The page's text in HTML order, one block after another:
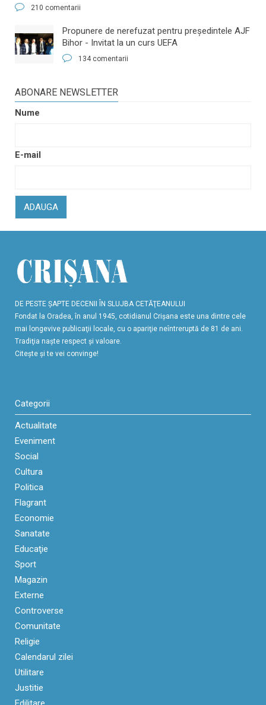
210 comentarii
​Propunere de nerefuzat pentru preşedintele AJF
Bihor - Invitat la un curs UEFA
134 comentarii
ABONARE NEWSLETTER
Nume
E-mail
ADAUGA
DE PESTE ŞAPTE DECENII ÎN SLUJBA CETĂŢEANULUI
Fondat la Oradea, în anul 1945, cotidianul Crişana este una dintre cele
mai longevive publicaţii locale, cu o apariţie neîntreruptă de 81 de ani.
Tradiţia naşte respect şi valoare.
Citeşte şi te vei convinge!
Categorii
Actualitate
Eveniment
Social
Cultura
Politica
Flagrant
Economie
Sanatate
Educaţie
Sport
Magazin
Externe
Controverse
Comunitate
Religie
Calendarul zilei
Utilitare
Justitie